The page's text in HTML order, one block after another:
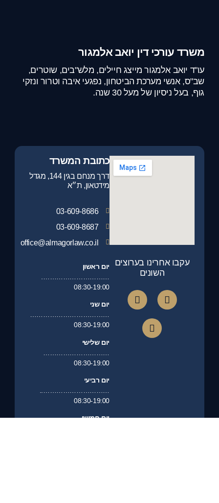
משרד עורכי דין יואב אלמגור
עו"ד יואב אלמגור מייצג חיילים, מלש"בים, שוטרים,
שב"ס, אנשי מערכת הביטחון, נפגעי איבה וטרור ונזקי
גוף, בעל ניסיון של מעל 30 שנה.
עקבו אחרינו בערוצים
השונים
כתובת המשרד
דרך מנחם בגין 144, מגדל
מידטאון, ת״א
03-609-8686
03-609-8687
office@almagorlaw.co.il
יום ראשון
08:30-19:00
יום שני
………………………………
08:30-19:00
יום שלישי
08:30-19:00
יום רביעי
08:30-19:00
יום חמישי